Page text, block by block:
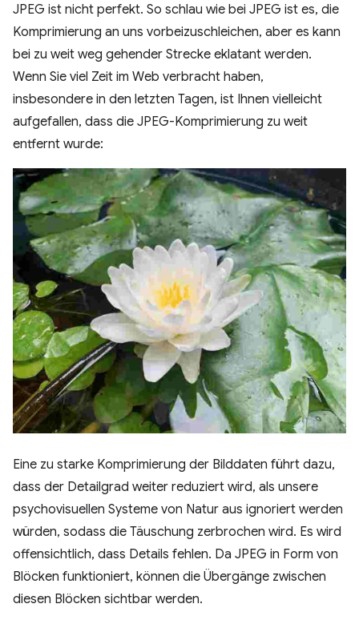
JPEG ist nicht perfekt. So schlau wie bei JPEG ist es, die
Komprimierung an uns vorbeizuschleichen, aber es kann
bei zu weit weg gehender Strecke eklatant werden.
Wenn Sie viel Zeit im Web verbracht haben,
insbesondere in den letzten Tagen, ist Ihnen vielleicht
aufgefallen, dass die JPEG-Komprimierung zu weit
entfernt wurde:
Eine zu starke Komprimierung der Bilddaten führt dazu,
dass der Detailgrad weiter reduziert wird, als unsere
psychovisuellen Systeme von Natur aus ignoriert werden
würden, sodass die Täuschung zerbrochen wird. Es wird
offensichtlich, dass Details fehlen. Da JPEG in Form von
Blöcken funktioniert, können die Übergänge zwischen
diesen Blöcken sichtbar werden.